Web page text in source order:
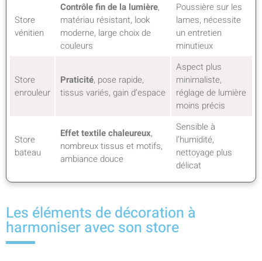
Store
vénitien
Contrôle fin de la lumière,
matériau résistant, look
moderne, large choix de
couleurs
Poussière sur les
lames, nécessite
un entretien
minutieux
Store
enrouleur
Praticité, pose rapide,
tissus variés, gain d’espace
Aspect plus
minimaliste,
réglage de lumière
moins précis
Store
bateau
Effet textile chaleureux,
nombreux tissus et motifs,
ambiance douce
Sensible à
l’humidité,
nettoyage plus
délicat
Les éléments de décoration à
harmoniser avec son store